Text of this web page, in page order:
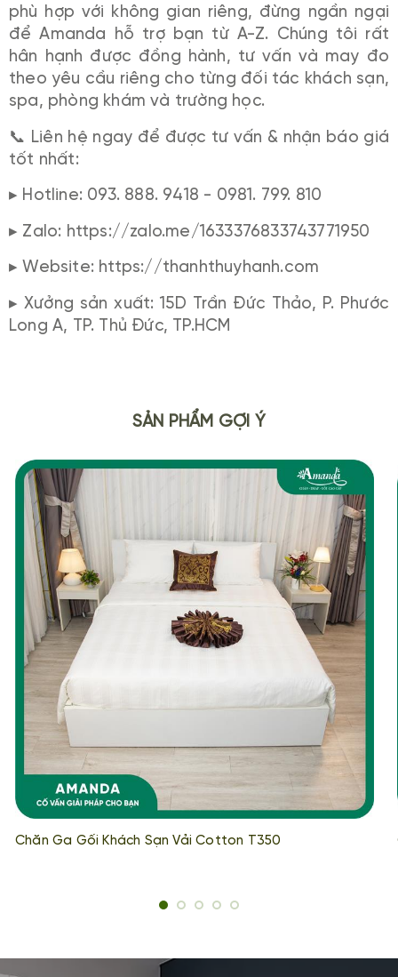
phù hợp với không gian riêng, đừng ngần ngại
để Amanda hỗ trợ bạn từ A-Z. Chúng tôi rất
hân hạnh được đồng hành, tư vấn và may đo
theo yêu cầu riêng cho từng đối tác khách sạn,
spa, phòng khám và trường học.
📞 Liên hệ ngay để được tư vấn & nhận báo giá
tốt nhất:
▸ Hotline: 093. 888. 9418 - 0981. 799. 810
▸ Zalo: https://zalo.me/1633376833743771950
▸ Website: https://thanhthuyhanh.com
▸ Xưởng sản xuất: 15D Trần Đức Thảo, P. Phước
Long A, TP. Thủ Đức, TP.HCM
SẢN PHẨM GỢI Ý
Chăn Ga Gối Khách Sạn Vải Cotton T350